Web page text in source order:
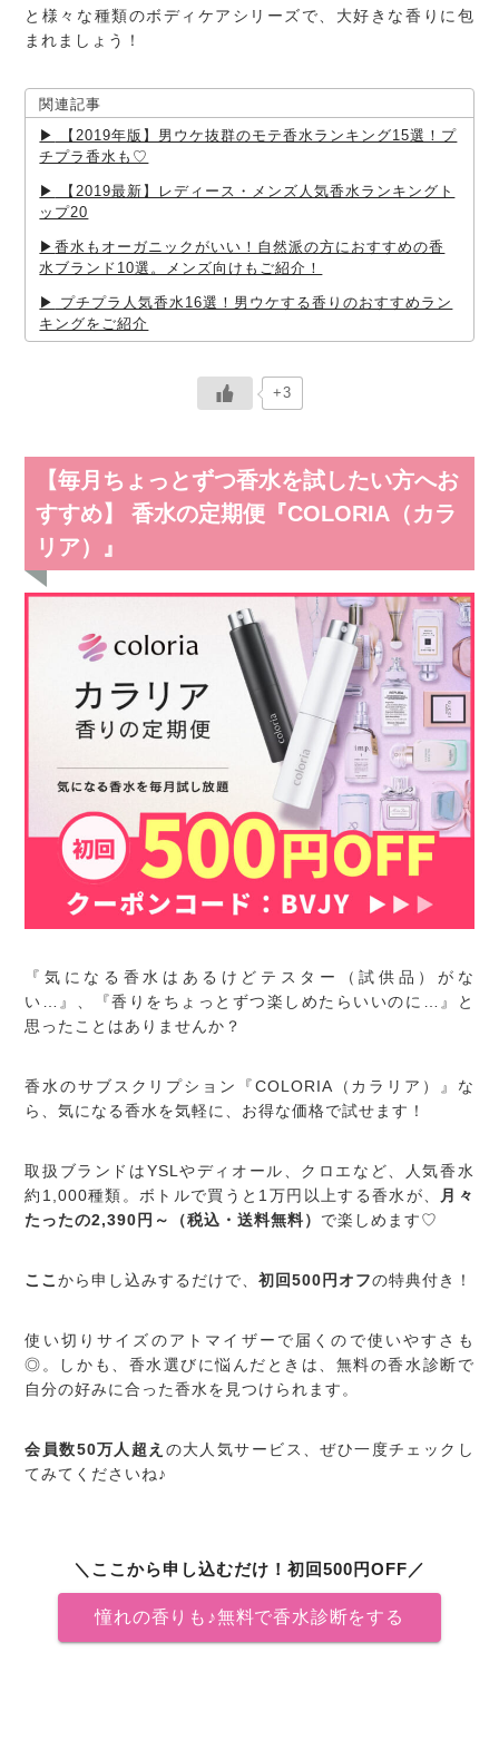
と様々な種類のボディケアシリーズで、大好きな香りに包
まれましょう！
関連記事
【2019年版】男ウケ抜群のモテ香水ランキング15選！プ
チプラ香水も♡
【2019最新】レディース・メンズ人気香水ランキングト
ップ20
香水もオーガニックがいい！自然派の方におすすめの香
水ブランド10選。メンズ向けもご紹介！
プチプラ人気香水16選！男ウケする香りのおすすめラン
キングをご紹介
+3
【毎月ちょっとずつ香水を試したい方へお
すすめ】 香水の定期便『COLORIA（カラ
リア）』
『気になる香水はあるけどテスター（試供品）がな
い…』、『香りをちょっとずつ楽しめたらいいのに…』と
思ったことはありませんか？
香水のサブスクリプション『COLORIA（カラリア）』な
ら、気になる香水を気軽に、お得な価格で試せます！
取扱ブランドはYSLやディオール、クロエなど、人気香水
約1,000種類。ボトルで買うと1万円以上する香水が、
月々
たったの2,390円～（税込・送料無料） で楽しめます♡
ここから申し込みするだけで、初回500円オフの特典付き！
使い切りサイズのアトマイザーで届くので使いやすさも
◎。しかも、香水選びに悩んだときは、無料の香水診断で
自分の好みに合った香水を見つけられます。
会員数50万人超え の大人気サービス、ぜひ一度チェックし
てみてくださいね♪
＼ここから申し込むだけ！初回500円OFF／
憧れの香りも♪無料で香水診断をする